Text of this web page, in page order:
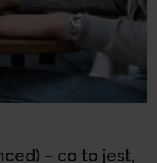
– co to jest,